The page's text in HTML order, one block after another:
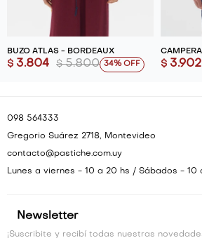
BUZO ATLAS - BORDEAUX
$ 3.804 $ 5.800 34 $ 3.902
Newsletter
¡Suscribite y recibí todas nuestras
098 564333
Gregorio Suárez 2718, Montevideo
contacto@pastiche.com.uy
Lunes a viernes - 10 a 20 hs / Sábados - 10